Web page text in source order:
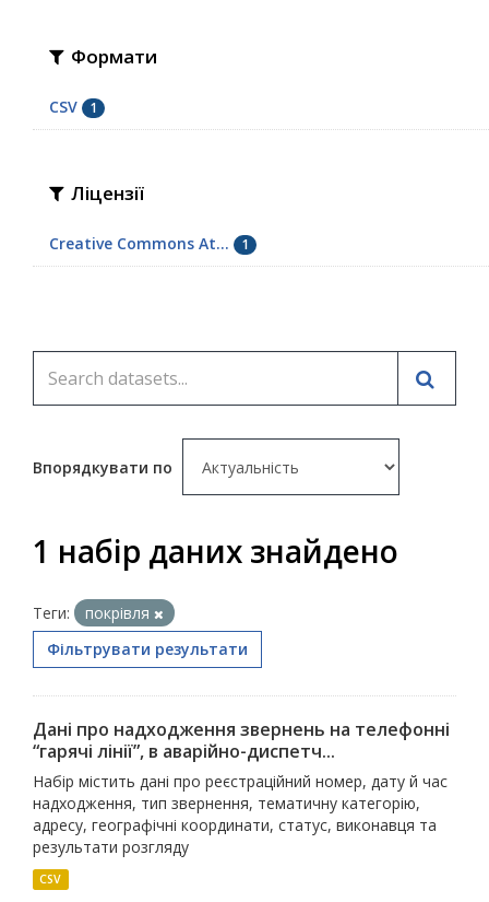
Формати
CSV 1
Ліцензії
Creative Commons At... 1
Впорядкувати по
1 набір даних знайдено
Теги:
покрівля
Фільтрувати результати
Дані про надходження звернень на телефонні
“гарячі лінії”, в аварійно-диспетч...
Набір містить дані про реєстраційний номер, дату й час
надходження, тип звернення, тематичну категорію,
адресу, географічні координати, статус, виконавця та
результати розгляду
CSV